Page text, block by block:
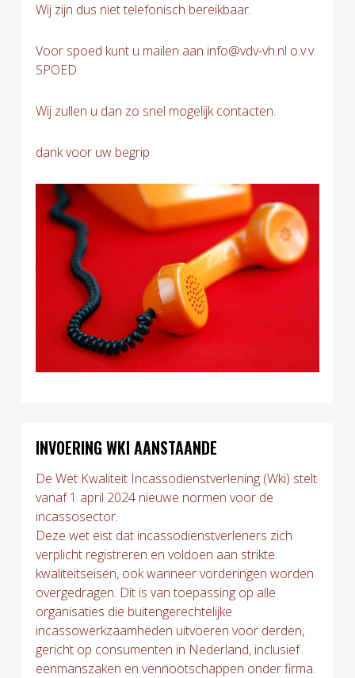
Wij zijn dus niet telefonisch bereikbaar.
Voor spoed kunt u mailen aan info@vdv-vh.nl o.v.v.
SPOED.
Wij zullen u dan zo snel mogelijk contacten.
dank voor uw begrip
INVOERING WKI AANSTAANDE
De Wet Kwaliteit Incassodienstverlening (Wki) stelt
vanaf 1 april 2024 nieuwe normen voor de
incassosector.
Deze wet eist dat incassodienstverleners zich
verplicht registreren en voldoen aan strikte
kwaliteitseisen, ook wanneer vorderingen worden
overgedragen. Dit is van toepassing op alle
organisaties die buitengerechtelijke
incassowerkzaamheden uitvoeren voor derden,
gericht op consumenten in Nederland, inclusief
eenmanszaken en vennootschappen onder firma.